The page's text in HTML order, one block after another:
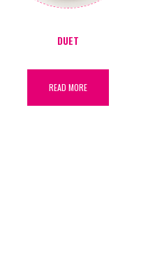
DUET
READ MORE